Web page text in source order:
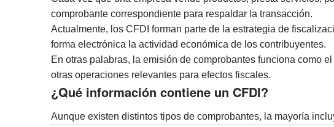
comprobante correspondiente para respaldar la transacción.
Actualmente, los CFDI forman parte de la estrategia de
forma electrónica la actividad económica de los contribuyentes.
En otras palabras, la emisión de comprobantes funciona como
otras operaciones relevantes para efectos fiscales.
¿Qué información contiene un CFDI?
Aunque existen distintos tipos de comprobantes, la mayoría